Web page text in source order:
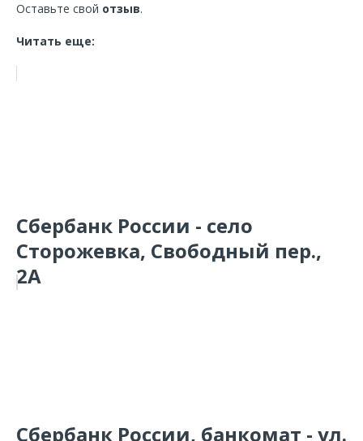
Оставьте свой отзыв.
Читать еще:
Сбербанк России - село
Сторожевка, Свободный пер.,
2А
Сбербанк России, банкомат - ул.